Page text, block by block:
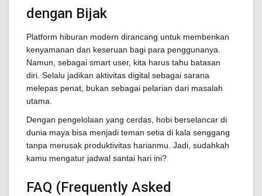
dengan Bijak
Platform hiburan modern dirancang untuk memberikan
kenyamanan dan keseruan bagi para penggunanya.
Namun, sebagai smart user, kita harus tahu batasan
diri. Selalu jadikan aktivitas digital sebagai sarana
melepas penat, bukan sebagai pelarian dari masalah
utama.
Dengan pengelolaan yang cerdas, hobi berselancar di
dunia maya bisa menjadi teman setia di kala senggang
tanpa merusak produktivitas harianmu. Jadi, sudahkah
kamu mengatur jadwal santai hari ini?
FAQ (Frequently Asked